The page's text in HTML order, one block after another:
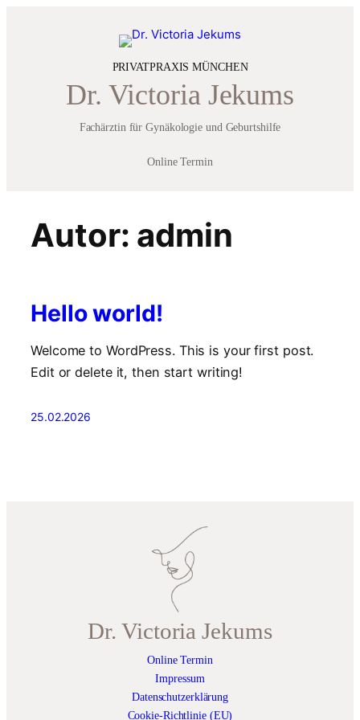
PRIVATPRAXIS MÜNCHEN
Dr. Victoria Jekums
Fachärztin für Gynäkologie und Geburtshilfe
Online Termin
Autor: admin
Hello world!
Welcome to WordPress. This is your first post.
Edit or delete it, then start writing!
25.02.2026
Dr. Victoria Jekums
Online Termin
Impressum
Datenschutzerklärung
Cookie-Richtlinie (EU)